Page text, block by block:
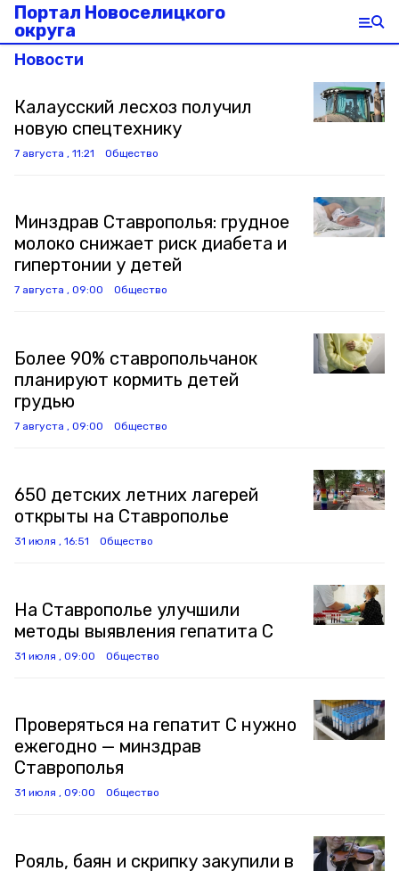
Портал Новоселицкого
округа
Новости
Калаусский лесхоз получил
новую спецтехнику
7 августа , 11:21 Общество
Минздрав Ставрополья: грудное
молоко снижает риск диабета и
гипертонии у детей
7 августа , 09:00 Общество
Более 90% ставропольчанок
планируют кормить детей
грудью
7 августа , 09:00 Общество
650 детских летних лагерей
открыты на Ставрополье
31 июля , 16:51 Общество
На Ставрополье улучшили
методы выявления гепатита C
31 июля , 09:00 Общество
Проверяться на гепатит C нужно
ежегодно — минздрав
Ставрополья
31 июля , 09:00 Общество
Рояль, баян и скрипку закупили в